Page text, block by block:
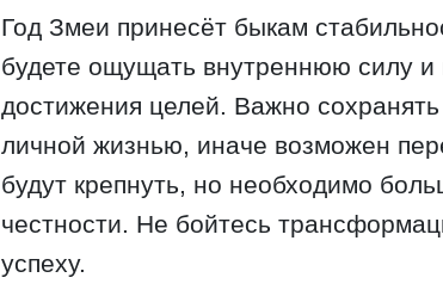
Год Змеи принесёт быкам
будете ощущать внутреннюю силу
достижения целей. Важно
личной жизнью, иначе возможен
будут крепнуть, но необходимо
честности. Не бойтесь
успеху.